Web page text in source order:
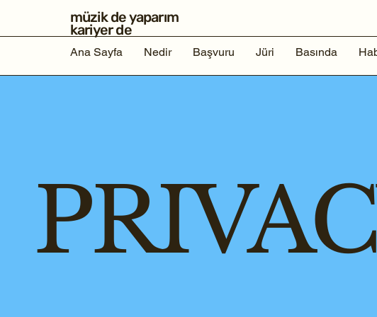
müzik de yaparım
kariyer de
Ana Sayfa Nedir Başvuru Jüri Basında